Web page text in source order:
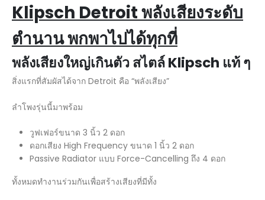
Klipsch Detroitพลังเสียงระดับ
ตำนาน พกพาไปได้ทุกที่
พลังเสียงใหญ่เกินตัว สไตล์Klipsch แท้ ๆ
สิ่งแรกที่สัมผัสได้จาก Detroit คือ “พลังเสียง”
ลำโพงรุ่นนี้มาพร้อม
วูฟเฟอร์ขนาด 3 นิ้ว 2 ดอก
ดอกเสียง High Frequency ขนาด 1 นิ้ว 2 ดอก
Passive Radiator แบบ Force-Cancelling ถึง 4 ดอก
ทั้งหมดทำงานร่วมกันเพื่อสร้างเสียงที่มีทั้ง